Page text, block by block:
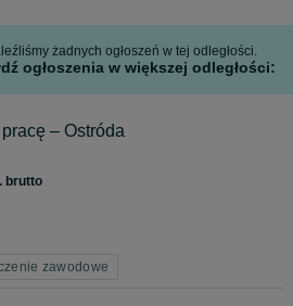
żadnych ogłoszeń w tej odległości.
ogłoszenia w większej odległości:
– Ostróda
brutto
zawodowe